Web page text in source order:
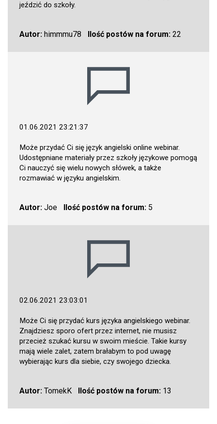
jeździć do szkoły.
Autor: himmmu78 Ilość postów na forum:22
01.06.2021 23:21:37
Może przydać Ci się język angielski online webinar.
Udostępniane materiały przez szkoły językowe pomogą
Ci nauczyć się wielu nowych słówek, a także
rozmawiać w języku angielskim.
Autor: Joe Ilość postów na forum:5
02.06.2021 23:03:01
Może Ci się przydać kurs języka angielskiego webinar.
Znajdziesz sporo ofert przez internet, nie musisz
przecież szukać kursu w swoim mieście. Takie kursy
mają wiele zalet, zatem brałabym to pod uwagę
wybierając kurs dla siebie, czy swojego dziecka.
Autor: TomekK Ilość postów na forum:13